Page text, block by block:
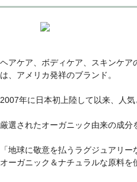
ヘアケア、ボディケア、スキンケア
は、アメリカ発祥のブランド。
2007年に日本初上陸して以来、人気
厳選されたオーガニック由来の成
「地球に敬意を払うラグジュアリ
オーガニック＆ナチュラルな原料を